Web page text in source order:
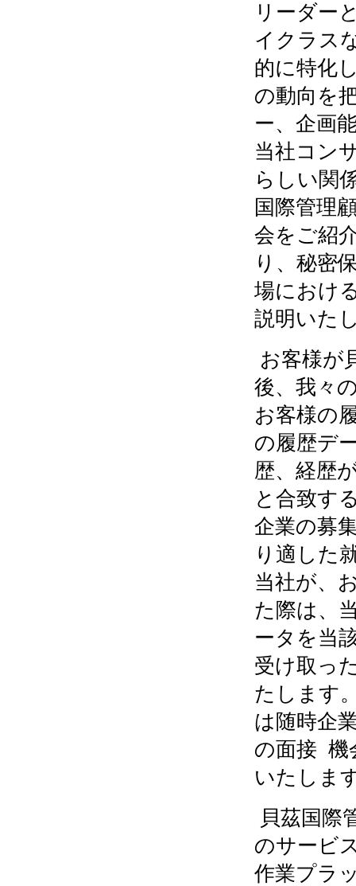
リーダー
イクラス
的に特化
の動向を
ー、企画
当社コン
らしい関
国際管理
会をご紹
り、秘密
場におけ
説明いた
お客様が
後、我々
お客様の
の履歴デ
歴、経歴
と合致す
企業の募
り適した
当社が、
た際は、
ータを当
受け取っ
たします
は随時企
の面接 機
いたしま
貝茲国際
のサービ
作業プラ